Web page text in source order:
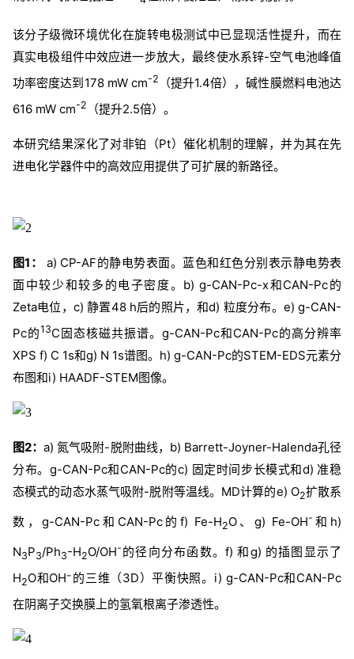
该分子级微环境优化在旋转电极测试中已显现活性提升，而在
真实电极组件中效应进一步放大，最终使水系锌-空气电池峰值
功率密度达到178 mW cm-2 （提升1.4倍），碱性膜燃料电池达
616 mW cm-2 （提升2.5倍）。
本研究结果深化了对非铂（Pt）催化机制的理解，并为其在先
进电化学器件中的高效应用提供了可扩展的新路径。
图1：
a) CP-AF的静电势表面。蓝色和红色分别表示静电势表
面中较少和较多的电子密度。b) g-CAN-Pc-x和CAN-Pc的
Zeta电位，c) 静置48 h后的照片，和d) 粒度分布。e) g-CAN-
Pc的13C固态核磁共振谱。g-CAN-Pc和CAN-Pc的高分辨率
XPS f) C 1s和g) N 1s谱图。h) g-CAN-Pc的STEM-EDS元素分
布图和i) HAADF-STEM图像。
图2：a) 氮气吸附-脱附曲线，b) Barrett-Joyner-Halenda孔径
分布。g-CAN-Pc和CAN-Pc的c) 固定时间步长模式和d) 准稳
态模式的动态水蒸气吸附-脱附等温线。MD计算的e) O2扩散系
数，g-CAN-Pc和CAN-Pc的f) Fe-H2O、g) Fe-OH- 和h)
N3P3/Ph3-H2O/OH- 的径向分布函数。f) 和g) 的插图显示了
H2O和OH⁻的三维（3D）平衡快照。i) g-CAN-Pc和CAN-Pc
在阴离子交换膜上的氢氧根离子渗透性。